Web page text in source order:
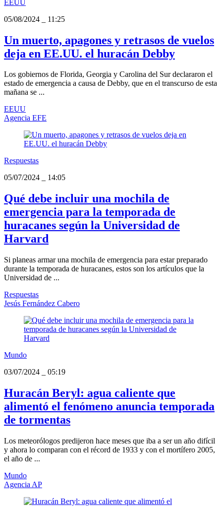
EEUU
05/08/2024
11:25
Un muerto, apagones y retrasos de vuelos
deja en EE.UU. el huracán Debby
Los gobiernos de Florida, Georgia y Carolina del Sur declararon el
estado de emergencia a causa de Debby, que en el transcurso de esta
mañana se ...
EEUU
Agencia EFE
Respuestas
05/07/2024
14:05
Qué debe incluir una mochila de
emergencia para la temporada de
huracanes según la Universidad de
Harvard
Si planeas armar una mochila de emergencia para estar preparado
durante la temporada de huracanes, estos son los artículos que la
Universidad de ...
Respuestas
Jesús Fernández Cabero
Mundo
03/07/2024
05:19
Huracán Beryl: agua caliente que
alimentó el fenómeno anuncia temporada
de tormentas
Los meteorólogos predijeron hace meses que iba a ser un año difícil
y ahora lo comparan con el récord de 1933 y con el mortífero 2005,
el año de ...
Mundo
Agencia AP